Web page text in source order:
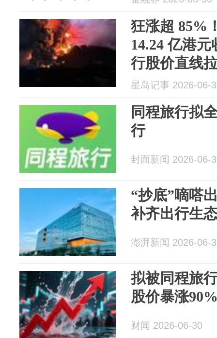
狂涨超 85%
14.24 亿港
行股价直线
星岛记事 2026-06-
同程旅行拟
行
封面新闻 2026-06-
“抄底”嘀嗒
补齐出行生
澎湃新闻 2026-06-
拟被同程旅
股价暴涨
财闻 2026-06-30